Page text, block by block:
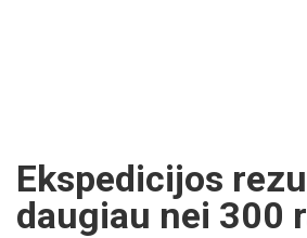
Ekspedicijos
daugiau nei 300